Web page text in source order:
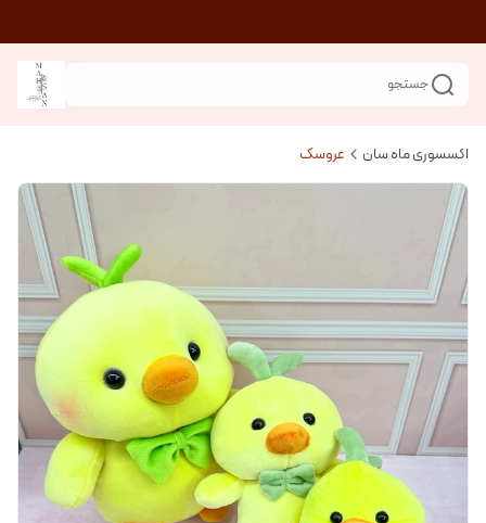
جستجو
اکسسوری ماه سان عروسک